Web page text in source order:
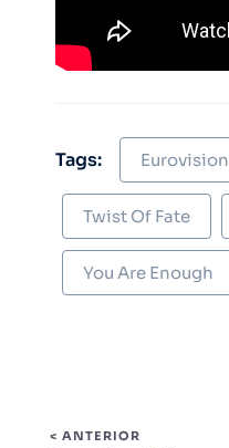
Tags: Eurovision
Twist Of Fate
You Are Enough
< ANTERIOR